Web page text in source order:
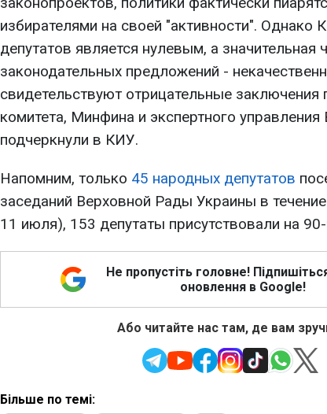
избирателями на своей "активности". Однако
депутатов является нулевым, а значительная
законодательных предложений -
свидетельствуют отрицательные заключения
комитета, Минфина и экспертного управления
подчеркнули в КИУ.
Напомним, только 45 народных депутатов
заседаний Верховной Рады Украины в
11 июля), 153 депутаты присутствовали на
Не пропустіть головне!
оновлення в Google!
Або читайте нас там, де вам
Більше по темі: